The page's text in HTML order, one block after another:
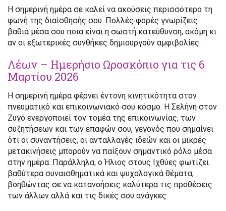
Η σημερινή ημέρα σε καλεί να ακούσεις περισσότερο τη
φωνή της διαίσθησής σου. Πολλές φορές γνωρίζεις
βαθιά μέσα σου ποια είναι η σωστή κατεύθυνση, ακόμη κι
αν οι εξωτερικές συνθήκες δημιουργούν αμφιβολίες.
Λέων – Ημερήσιο Ωροσκόπιο για τις 6
Μαρτίου 2026
Η σημερινή ημέρα φέρνει έντονη κινητικότητα στον
πνευματικό και επικοινωνιακό σου κόσμο. Η Σελήνη στον
Ζυγό ενεργοποιεί τον τομέα της επικοινωνίας, των
συζητήσεων και των επαφών σου, γεγονός που σημαίνει
ότι οι συναντήσεις, οι ανταλλαγές ιδεών και οι μικρές
μετακινήσεις μπορούν να παίξουν σημαντικό ρόλο μέσα
στην ημέρα. Παράλληλα, ο Ήλιος στους Ιχθύες φωτίζει
βαθύτερα συναισθηματικά και ψυχολογικά θέματα,
βοηθώντας σε να κατανοήσεις καλύτερα τις προθέσεις
των άλλων αλλά και τις δικές σου ανάγκες.